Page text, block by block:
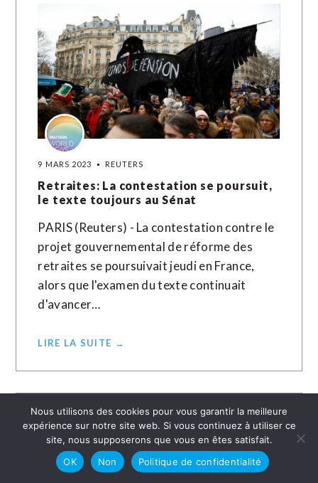
9 MARS 2023 REUTERS
Retraites: La contestation se poursuit,
le texte toujours au Sénat
PARIS (Reuters) - La contestation contre le
projet gouvernemental de réforme des
retraites se poursuivait jeudi en France,
alors que l'examen du texte continuait
d'avancer…
LIRE LA SUITE →
Nous utilisons des cookies pour vous garantir la meilleure
expérience sur notre site web. Si vous continuez à utiliser ce
site, nous supposerons que vous en êtes satisfait.
OK
Non Politique de confidentialité